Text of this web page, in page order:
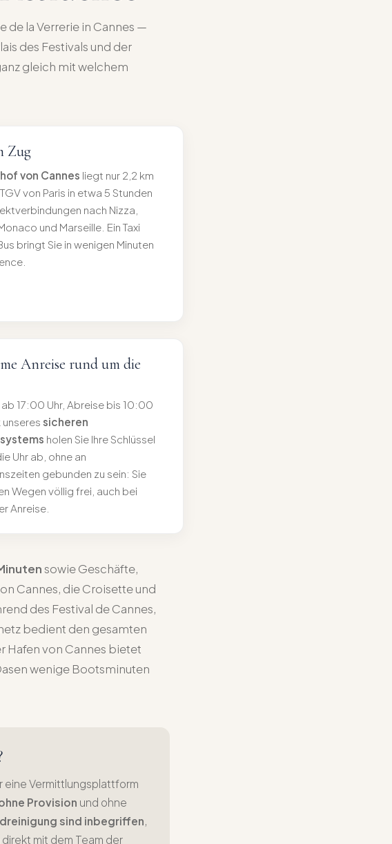
de la Verrerie in Cannes —
des Festivals und der
gleich mit welchem
Zug
von Cannes liegt nur 2,2 km
von Paris in etwa 5 Stunden
nach Nizza,
und Marseille. Ein Taxi
bringt Sie in wenigen Minuten
Anreise rund um die
17:00 Uhr, Abreise bis 10:00
unseres sicheren
holen Sie Ihre Schlüssel
Uhr ab, ohne an
gebunden zu sein: Sie
Wegen völlig frei, auch bei
Anreise.
sowie Geschäfte,
Cannes, die Croisette und
des Festival de Cannes,
bedient den gesamten
Hafen von Cannes bietet
wenige Bootsminuten
eine Vermittlungsplattform
Provision und ohne
sind inbegriffen,
mit dem Team der